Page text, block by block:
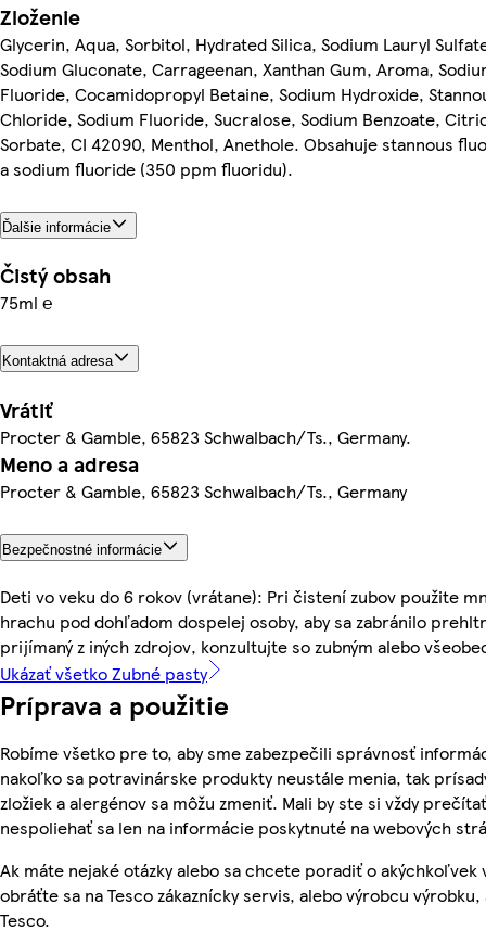
Zloženie
Glycerin, Aqua, Sorbitol, Hydrated Silica, Sodium Lauryl
Sodium Gluconate, Carrageenan, Xanthan Gum, Aroma,
Fluoride, Cocamidopropyl Betaine, Sodium Hydroxide,
Chloride, Sodium Fluoride, Sucralose, Sodium Benzoate,
Sorbate, CI 42090, Menthol, Anethole. Obsahuje stannous
a sodium fluoride (350 ppm fluoridu).
Ďalšie informácie
Čistý obsah
75ml ℮
Kontaktná adresa
Vrátiť
Procter & Gamble, 65823 Schwalbach/Ts., Germany.
Meno a adresa
Procter & Gamble, 65823 Schwalbach/Ts., Germany
Bezpečnostné informácie
Deti vo veku do 6 rokov (vrátane): Pri čistení zubov použite
hrachu pod dohľadom dospelej osoby, aby sa zabránilo
prijímaný z iných zdrojov, konzultujte so zubným alebo
Ukázať všetko Zubné pasty
Príprava a použitie
Robíme všetko pre to, aby sme zabezpečili správnosť
nakoľko sa potravinárske produkty neustále menia, tak
zložiek a alergénov sa môžu zmeniť. Mali by ste si vždy
nespoliehať sa len na informácie poskytnuté na webových
Ak máte nejaké otázky alebo sa chcete poradiť o akýchkoľvek
obráťte sa na Tesco zákaznícky servis, alebo výrobcu
Tesco.